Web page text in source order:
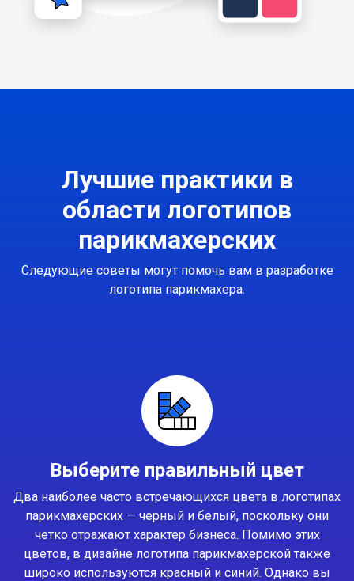
Лучшие практики в
области логотипов
парикмахерских
Следующие советы могут помочь вам в разработке
логотипа парикмахера.
Выберите правильный цвет
Два наиболее часто встречающихся цвета в логотипах
парикмахерских — черный и белый, поскольку они
четко отражают характер бизнеса. Помимо этих
цветов, в дизайне логотипа парикмахерской также
широко используются красный и синий. Однако вы